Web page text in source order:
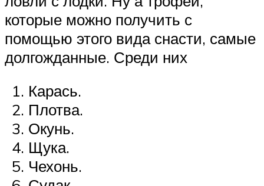
которые можно получить с
помощью этого вида снасти, самые
долгожданные. Среди них
Карась.
Плотва.
Окунь.
Щука.
Чехонь.